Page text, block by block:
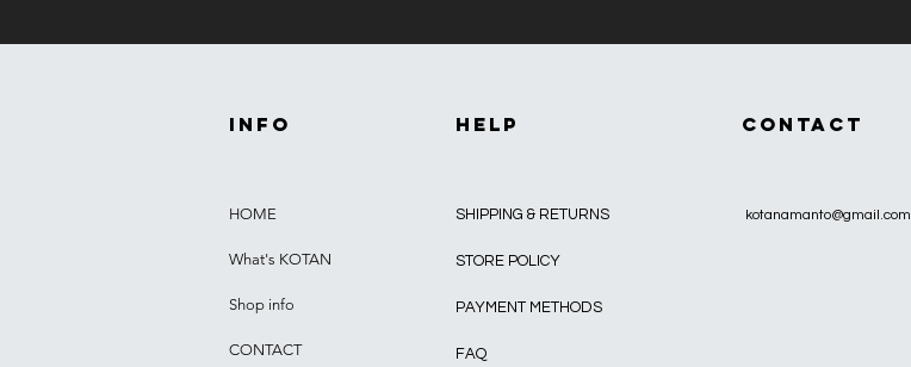
INFO
HOME
What's KOTAN
Shop info
CONTACT
HELP
SHIPPING & RETURNS
STORE POLICY
PAYMENT METHODS
FAQ
CONTACT
kotanamanto@gmail.com